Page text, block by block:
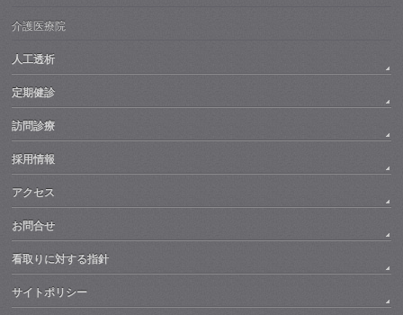
介護医療院
人工透析
定期健診
訪問診療
採用情報
アクセス
お問合せ
看取りに対する指針
サイトポリシー